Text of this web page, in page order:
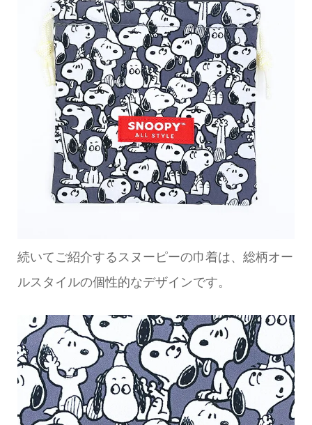
続いてご紹介するスヌーピーの巾着は、総柄オー
ルスタイルの個性的なデザインです。